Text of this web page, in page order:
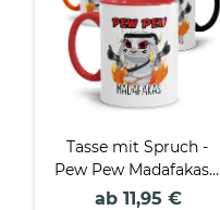
Tasse mit Spruch -
Pew Pew Madafakas -
Hase
ab 11,95 €